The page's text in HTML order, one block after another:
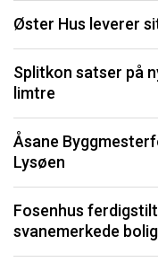
Øster Hus leverer
Splitkon satser på
limtre
Åsane
Lysøen
Fosenhus
svanemerkede bolig